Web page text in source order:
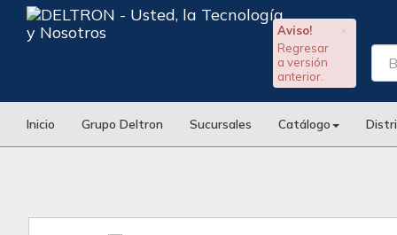
×
Aviso!
Regresar
a versión
anterior.
Inicio Grupo Deltron Sucursales Catálogo